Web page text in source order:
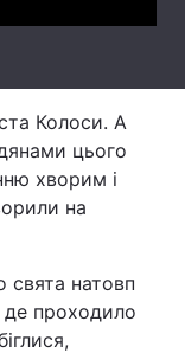
Колоси. А
цього
хворим і
на
свята натовп
де проходило